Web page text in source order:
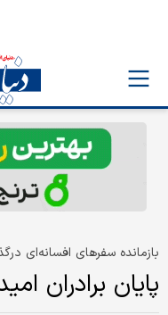
بازمانده سفرهای افسانه‌ای
پایان برادران